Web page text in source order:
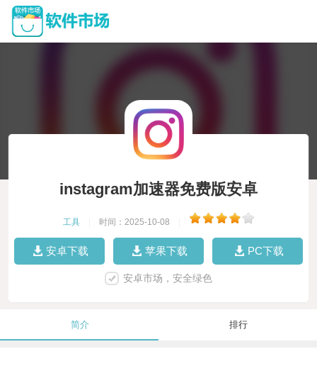
instagram加速器免费版安卓
工具 时间：2025-10-08
安卓下载 苹果下载 PC下载
安卓市场，安全绿色
简介 排行